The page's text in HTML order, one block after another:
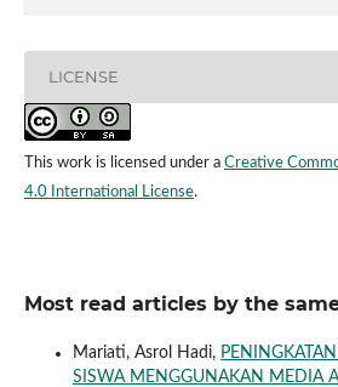
LICENSE
This work is licensed under a Creative
4.0 International License.
Most read articles by the
Mariati, Asrol Hadi,
SISWA MENGGUNAKAN MEDIA